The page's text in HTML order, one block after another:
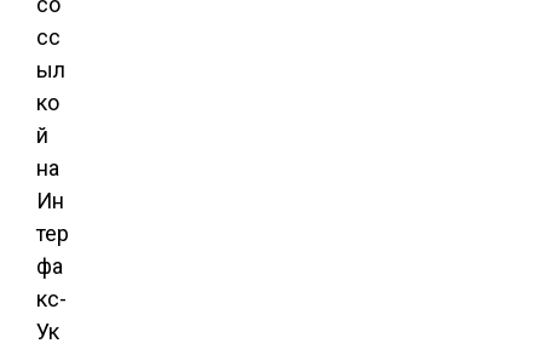
сс
ыл
ко
й
на
Ин
тер
фа
кс-
Ук